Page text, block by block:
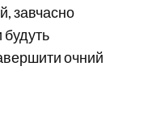
завчасно
будуть
очний